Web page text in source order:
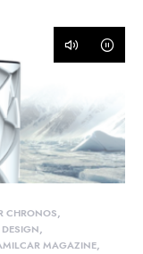
CHRONOS
MAGAZINE